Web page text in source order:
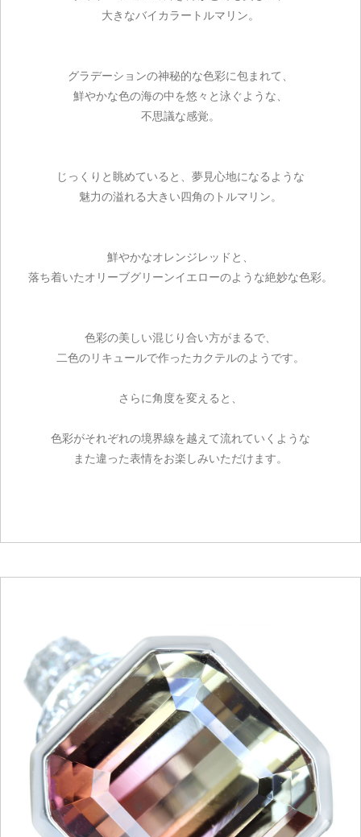
大きなバイカラートルマリン。
グラデーションの神秘的な色彩に包まれて、
鮮やかな色の海の中を悠々と泳ぐような、
不思議な感覚。
じっくりと眺めていると、夢見心地になるような
魅力の溢れる大きい四角のトルマリン。
鮮やかなオレンジレッドと、
落ち着いたオリーブグリーンイエローのような絶妙な色彩。
色彩の美しい混じり合い方がまるで、
二色のリキュールで作ったカクテルのようです。
さらに角度を変えると、
色彩がそれぞれの境界線を越えて流れていくような
また違った表情をお楽しみいただけます。